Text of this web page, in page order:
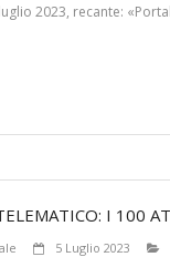
2023, recante:
I 100
5 Luglio 2023